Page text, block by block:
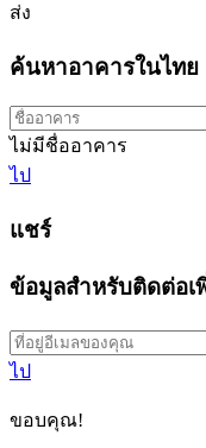
ส่ง
ค้นหาอาคารในไทย
ไม่มีชื่ออาคาร
ไป
แชร์
ข้อมูลสำหรับติดต่อเ
ไป
ขอบคุณ!